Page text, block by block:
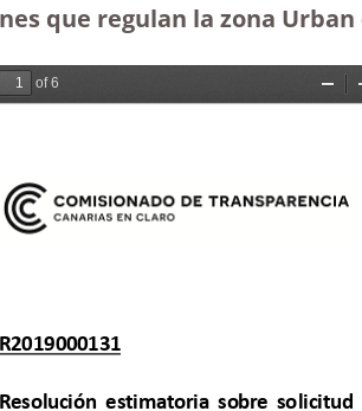
que regulan la zona Urban